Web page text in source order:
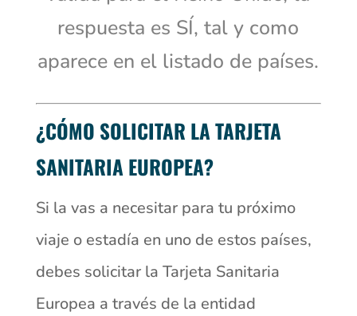
respuesta es SÍ, tal y como
aparece en el listado de países.
¿CÓMO SOLICITAR LA TARJETA
SANITARIA EUROPEA?
Si la vas a necesitar para tu próximo
viaje o estadía en uno de estos países,
debes solicitar la Tarjeta Sanitaria
Europea a través de la entidad